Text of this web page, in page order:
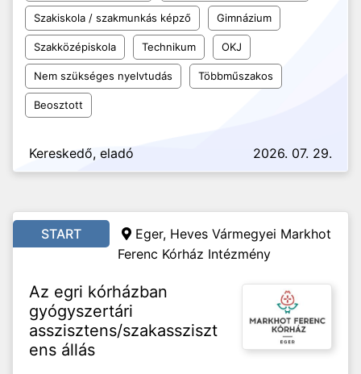
Szakiskola / szakmunkás képző Gimnázium
Szakközépiskola Technikum OKJ
Nem szükséges nyelvtudás Többműszakos
Beosztott
Kereskedő, eladó 2026. 07. 29.
START
Eger, Heves Vármegyei Markhot
Ferenc Kórház Intézmény
Az egri kórházban
gyógyszertári
asszisztens/szakassziszt
ens állás